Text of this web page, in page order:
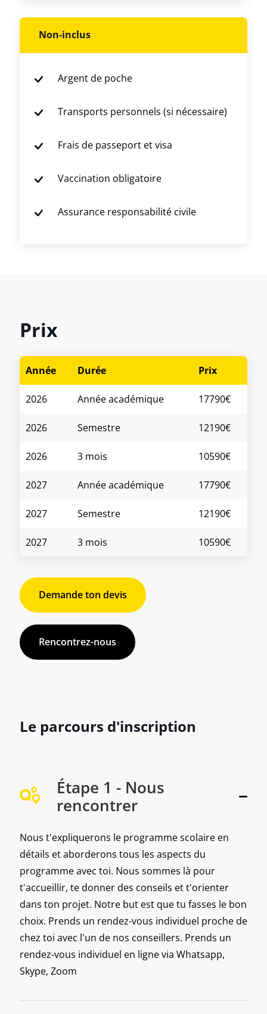
Non-inclus
Argent de poche
Transports personnels (si nécessaire)
Frais de passeport et visa
Vaccination obligatoire
Assurance responsabilité civile
Prix
Année Durée Prix
2026 Année académique 17790€
2026 Semestre 12190€
2026 3 mois 10590€
2027 Année académique 17790€
2027 Semestre 12190€
2027 3 mois 10590€
Demande ton devis
Rencontrez-nous
Le parcours d'inscription
Étape 1 - Nous
rencontrer
Nous t'expliquerons le programme scolaire en
détails et aborderons tous les aspects du
programme avec toi. Nous sommes là pour
t'accueillir, te donner des conseils et t'orienter
dans ton projet. Notre but est que tu fasses le bon
choix. Prends un rendez-vous individuel proche de
chez toi avec l'un de nos conseillers. Prends un
rendez-vous individuel en ligne via Whatsapp,
Skype, Zoom